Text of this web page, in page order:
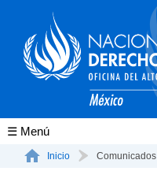
Conócenos
Inicio Comunicados